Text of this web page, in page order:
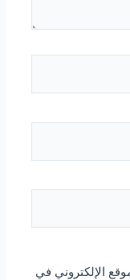
الإلكتروني في